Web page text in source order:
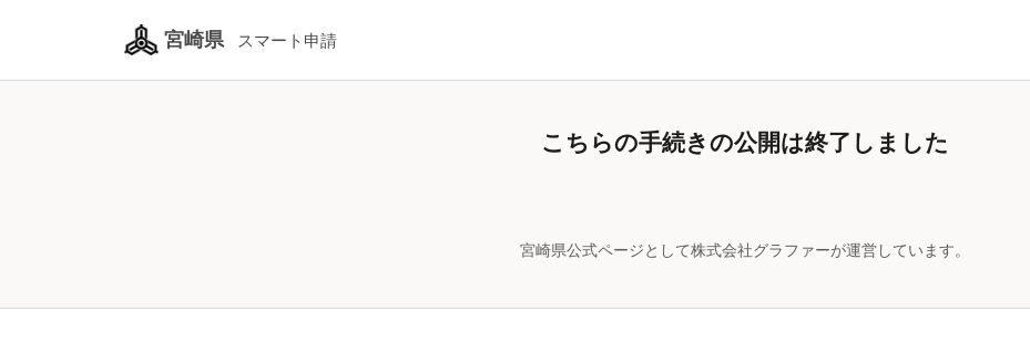
宮崎県 スマート申請
こちらの手続きの公開は終了しました
宮崎県公式ページとして株式会社グラファーが運営しています。